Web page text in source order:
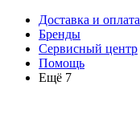
Доставка и оплата
Бренды
Сервисный центр
Помощь
Ещё 7